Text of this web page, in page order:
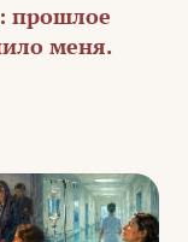
прошлое
меня.